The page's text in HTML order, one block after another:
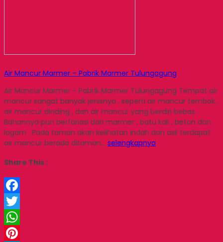
Air Mancur Marmer – Pabrik Marmer Tulungagung
Air Mancur Marmer – Pabrik Marmer Tulungagung Tempat air
mancur sangat banyak jenisnya , seperti air mancur tembok ,
air mancur dinding , dan air mancur yang berdiri bebas .
Bahannya pun berfariasi dari marmer , batu kali , beton dan
logam . Pada taman akan kelihatan indah dan asli terdapat
air mancur berada ditaman… selengkapnya
Share This :
Facebook
Twitter
WhatsApp